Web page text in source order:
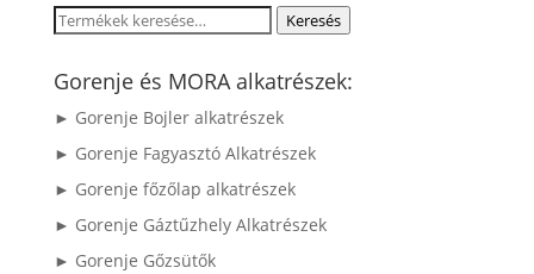
Keresés
következőre:
Keresés
Gorenje és MORA alkatrészek:
► Gorenje Bojler alkatrészek
► Gorenje Fagyasztó Alkatrészek
► Gorenje főzőlap alkatrészek
► Gorenje Gáztűzhely Alkatrészek
► Gorenje Gőzsütők